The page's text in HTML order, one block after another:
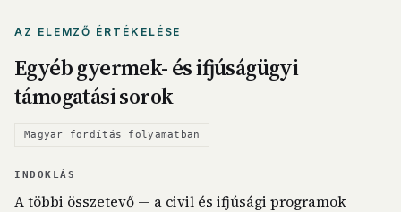
AZ ELEMZŐ ÉRTÉKELÉSE
Egyéb gyermek- és ifjúságügyi
támogatási sorok
Magyar fordítás folyamatban
INDOKLÁS
A többi összetevő — a civil és ifjúsági programok